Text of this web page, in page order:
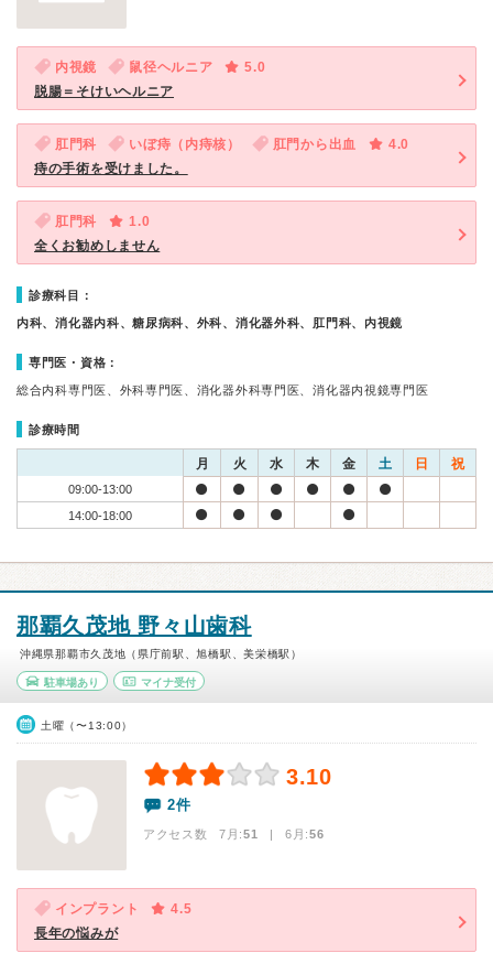
内視鏡 鼠径ヘルニア
5.0
脱腸＝そけいヘルニア
肛門科 いぼ痔（内痔核） 肛門から出血
4.0
痔の手術を受けました。
肛門科
1.0
全くお勧めしません
診療科目：
内科、消化器内科、糖尿病科、外科、消化器外科、肛門科、内視鏡
専門医・資格：
総合内科専門医、外科専門医、消化器外科専門医、消化器内視鏡専門医
診療時間
月 火 水 木 金 土 日 祝
09:00-13:00
14:00-18:00
那覇久茂地 野々山歯科
沖縄県那覇市久茂地（県庁前駅、旭橋駅、美栄橋駅）
駐車場あり マイナ受付
土曜（〜13:00）
3.10
2件
アクセス数 7月:51 | 6月:56
インプラント
4.5
長年の悩みが